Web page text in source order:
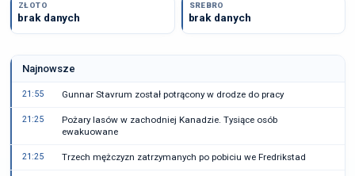
ZŁOTO
brak danych
SREBRO
brak danych
Najnowsze
21:55 Gunnar Stavrum został potrącony w drodze do pracy
21:25
Pożary lasów w zachodniej Kanadzie. Tysiące osób
ewakuowane
21:25 Trzech mężczyzn zatrzymanych po pobiciu we Fredrikstad